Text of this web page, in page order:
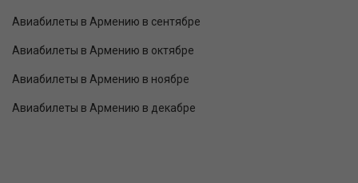
Авиабилеты в Армению в сентябре
Авиабилеты в Армению в октябре
Авиабилеты в Армению в ноябре
Авиабилеты в Армению в декабре